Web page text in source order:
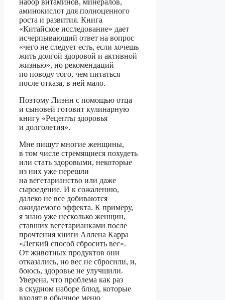
набор витаминов, минералов,
аминокислот для полноценного
роста и развития. Книга
«Китайское исследование» дает
исчерпывающий ответ на вопрос
«чего не следует есть, если хочешь
жить долгой здоровой и активной
жизнью», но рекомендаций
по поводу того, чем питаться
после отказа, в ней мало.
Поэтому Лиэнн с помощью отца
и сыновей готовит кулинарную
книгу «Рецепты здоровья
и долголетия».
Мне пишут многие женщины,
в том числе стремящиеся похудеть
или стать здоровыми, некоторые
из них уже перешли
на вегетарианство или даже
сыроедение. И к сожалению,
далеко не все добиваются
ожидаемого эффекта. К примеру,
я знаю уже несколько женщин,
ставших вегетарианками после
прочтения книги Аллена Карра
«Легкий способ сбросить вес».
От животных продуктов они
отказались, но вес не сбросили, и,
боюсь, здоровье не улучшили.
Уверена, что проблема как раз
в скудном наборе блюд, которые
входят в обычное меню